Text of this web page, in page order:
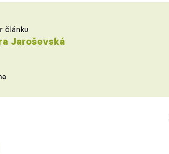
článku
Jaroševská